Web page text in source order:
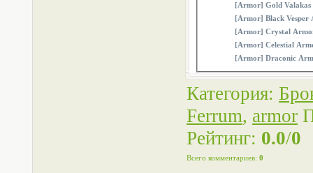
[Armor] Gold
[Armor] Black Vesper
[Armor] Crystal
[Armor] Celestial
[Armor] Draconic
Категория:
Ferrum, armor
Рейтинг: 0.0/0
Всего комментариев: 0